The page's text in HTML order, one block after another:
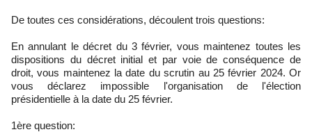
De toutes ces considérations, découlent trois questions:
En annulant le décret du 3 février, vous maintenez toutes les
dispositions du décret initial et par voie de conséquence de
droit, vous maintenez la date du scrutin au 25 février 2024. Or
vous déclarez impossible l'organisation de l'élection
présidentielle à la date du 25 février.
1ère question: